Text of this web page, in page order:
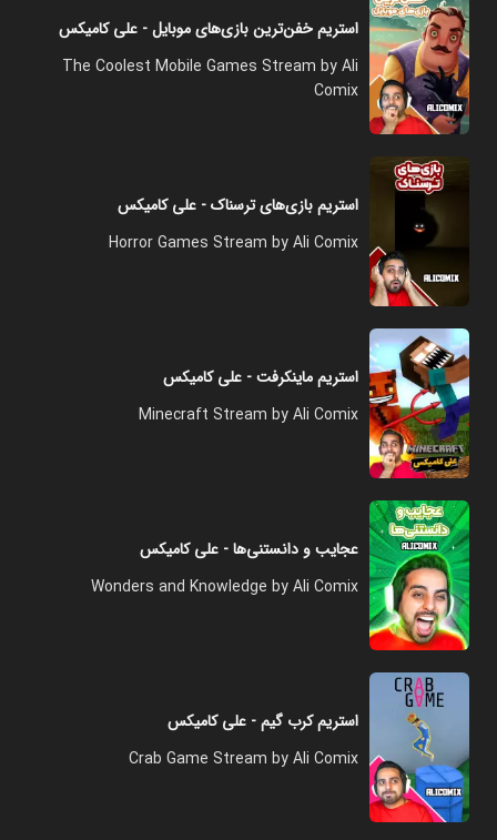
استریم خفن‌ترین بازی‌های موبایل - علی کامیکس
The Coolest Mobile Games Stream by Ali
Comix
استریم بازی‌های ترسناک - علی کامیکس
Horror Games Stream by Ali Comix
استریم ماینکرفت - علی کامیکس
Minecraft Stream by Ali Comix
عجایب و دانستنی‌ها - علی کامیکس
Wonders and Knowledge by Ali Comix
استریم کرب گیم - علی کامیکس
Crab Game Stream by Ali Comix